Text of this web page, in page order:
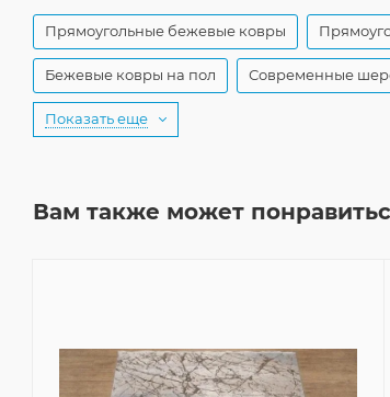
Прямоугольные бежевые ковры
Бежевые ковры на пол Современные
Показать еще
Вам также может